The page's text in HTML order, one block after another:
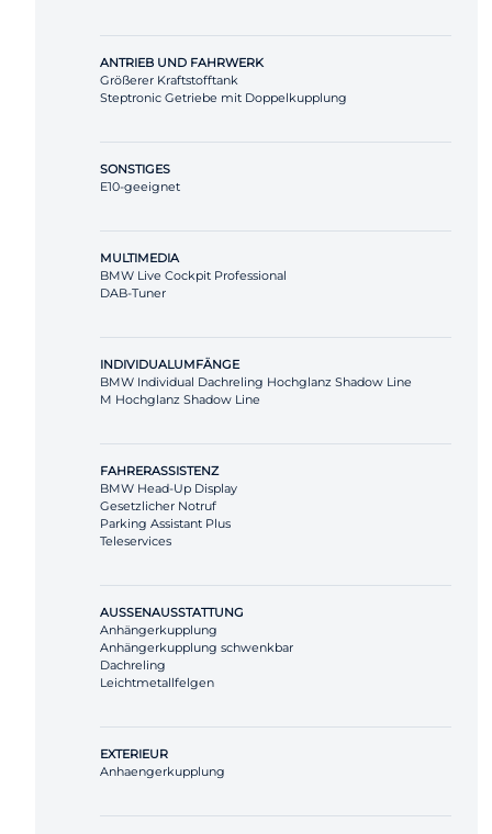
ANTRIEB UND FAHRWERK
Größerer Kraftstofftank
Steptronic Getriebe mit Doppelkupplung
SONSTIGES
E10-geeignet
MULTIMEDIA
BMW Live Cockpit Professional
DAB-Tuner
INDIVIDUALUMFÄNGE
BMW Individual Dachreling Hochglanz Shadow Line
M Hochglanz Shadow Line
FAHRERASSISTENZ
BMW Head-Up Display
Gesetzlicher Notruf
Parking Assistant Plus
Teleservices
AUSSENAUSSTATTUNG
Anhängerkupplung
Anhängerkupplung schwenkbar
Dachreling
Leichtmetallfelgen
EXTERIEUR
Anhaengerkupplung